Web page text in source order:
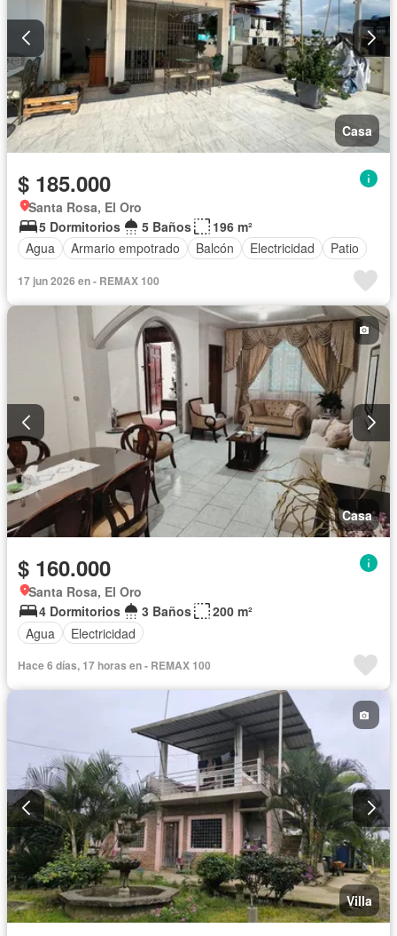
Casa
$ 185.000
Santa Rosa, El Oro
5 Dormitorios
5 Baños
196 m²
Agua
Armario empotrado Balcón Electricidad Patio
17 jun 2026 en - REMAX 100
Casa
$ 160.000
Santa Rosa, El Oro
4 Dormitorios
3 Baños
200 m²
Agua
Electricidad
Hace 6 días, 17 horas en - REMAX 100
Villa